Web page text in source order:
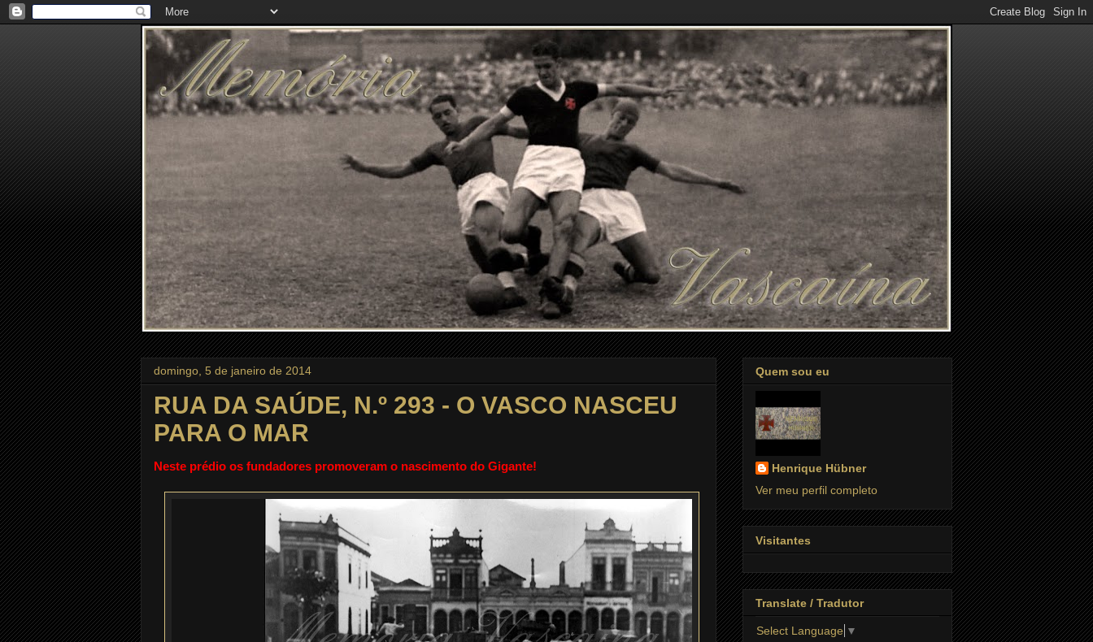
domingo, 5 de janeiro de 2014
RUA DA SAÚDE, N.º 293 - O VASCO NASCEU
PARA O MAR
Neste prédio os fundadores promoveram o nascimento do Gigante!
Quem sou eu
Henrique Hübner
Ver meu perfil completo
Visitantes
Translate / Tradutor
Select Language ▼